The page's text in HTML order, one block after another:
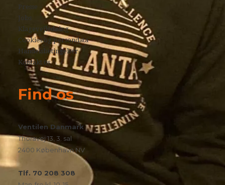
Presse
Jobs
Klagevejledning
Cookies og persondata
Handelsbetingelser
Kontakt os
Find os
Ventilen Danmark
Thoravej 13, 3. sal
2400 København NV
Tlf. 70 208 308